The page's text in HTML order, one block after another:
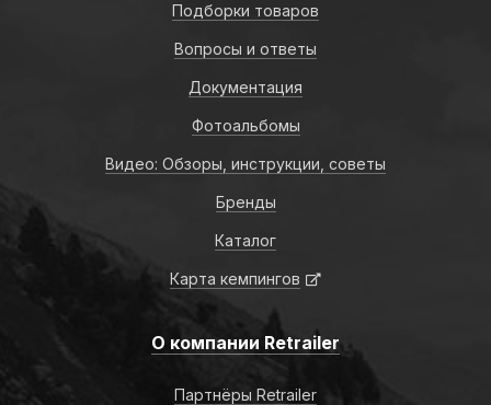
Подборки товаров
Вопросы и ответы
Документация
Фотоальбомы
Видео: Обзоры, инструкции, советы
Бренды
Каталог
Карта кемпингов
О компании Retrailer
Партнёры Retrailer